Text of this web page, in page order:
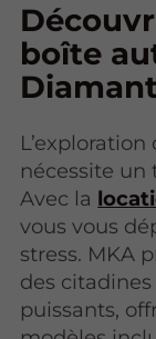
boîte
nécessite un
Avec la
vous vous
stress. MKA
des
puissants,